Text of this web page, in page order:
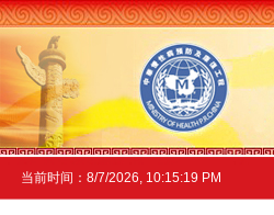
当前时间： 8/7/2026, 10:15:20 PM